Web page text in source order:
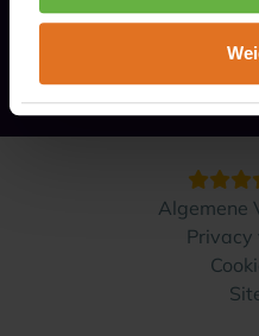
Hoe werkt het?
Algemene
Privacy